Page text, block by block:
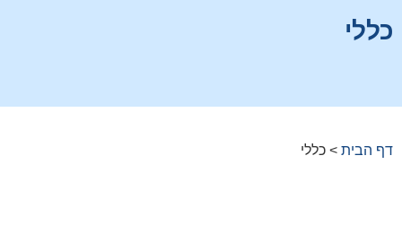
כללי
דף הבית > כללי